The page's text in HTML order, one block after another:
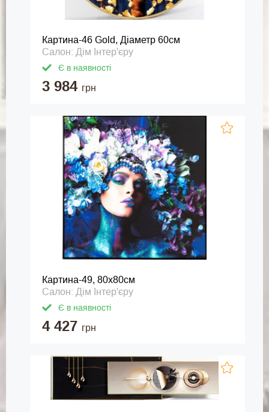
Картина-46 Gold, Діаметр 60см
Салон: Дім Інтер'єру
Є в наявності
3 984 грн
Картина-49, 80х80см
Салон: Дім Інтер'єру
Є в наявності
4 427 грн